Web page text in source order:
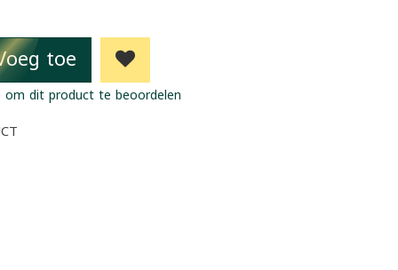
toe
om dit product te beoordelen